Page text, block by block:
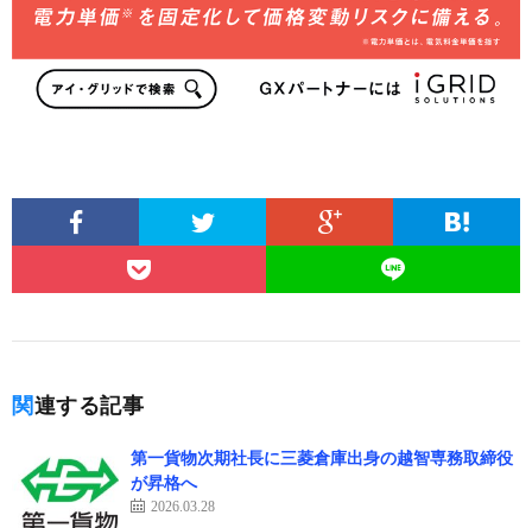
関連する記事
第一貨物次期社長に三菱倉庫出身の越智専務取締役
が昇格へ
2026.03.28